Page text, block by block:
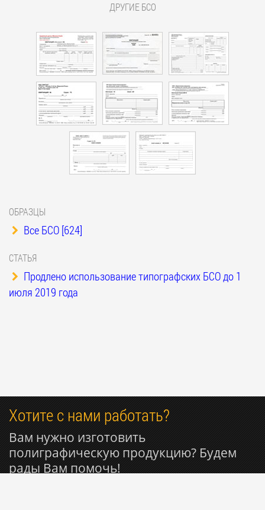
ДРУГИЕ БСО
ОБРАЗЦЫ
Все БСО [624]
СТАТЬЯ
Продлено использование типографских БСО до 1
июля 2019 года
Хотите с нами работать?
Вам нужно изготовить
полиграфическую продукцию? Будем
рады Вам помочь!